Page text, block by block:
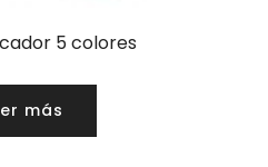
5 colores
más